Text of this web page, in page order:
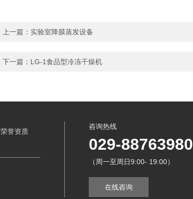
上一篇： 实验室降膜蒸发设备
下一篇： LG-1食品型冷冻干燥机
荣誉资质
咨询热线
029-88763980
（周一至周日9:00- 19:00）
在线咨询